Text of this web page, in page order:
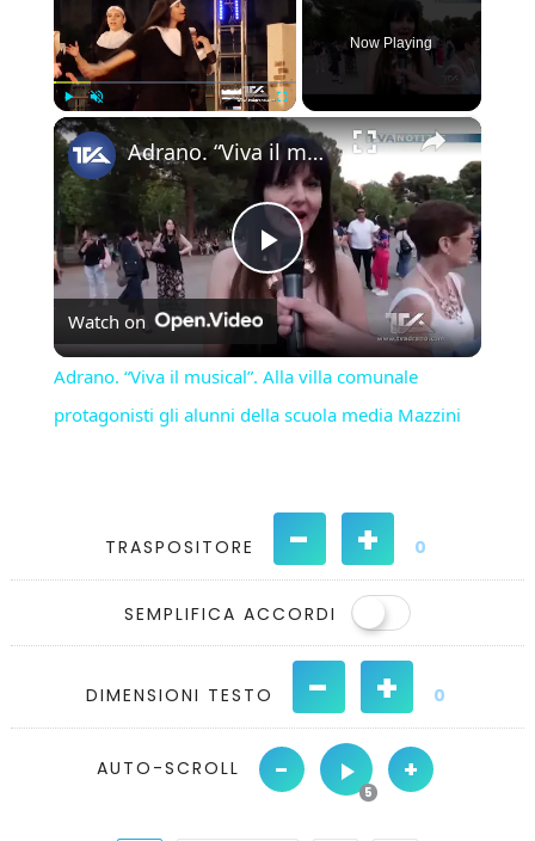
Play Unmute Fullscreen
Now Playing
×
Play
Video
Adrano. “Viva il musical”. Alla villa comunale protagonisti gli alunni della scuola media Mazzini
Watch on
Adrano. “Viva il musical”. Alla villa comunale
protagonisti gli alunni della scuola media Mazzini
TRASPOSITORE - + 0
SEMPLIFICA ACCORDI
DIMENSIONI TESTO - + 0
AUTO-SCROLL - +